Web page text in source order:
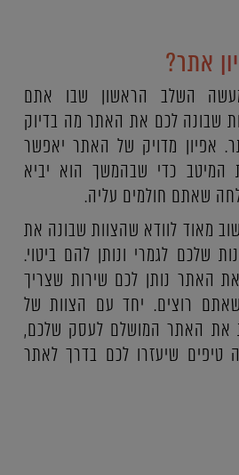
אתר?
השלב הראשון שבו אתם
שבונה לכם את האתר מה בדיוק
אפיון מדויק של האתר יאפשר
המיטב כדי שבהמשך הוא יביא
שאתם חולמים עליה.
מאוד לוודא שהצוות שבונה את
שלכם לגמרי ונותן להם ביטוי.
האתר נותן לכם שירות שצריך
רוצים. יחד עם הצוות של
את האתר המושלם לעסק שלכם,
שיעזרו לכם בדרך לאתר